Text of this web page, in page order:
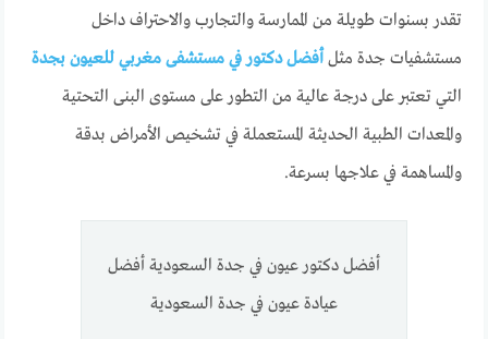
تقدر بسنوات طويلة من الممارسة والتجارب والاحتراف داخل
مستشفيات جدة مثلأفضل دكتور في مستشفى مغربي للعيون بجدة
التي تعتبر على درجة عالية من التطور على مستوى البنى التحتية
والمعدات الطبية الحديثة المستعملة في تشخيص الأمراض بدقة
والمساهمة في علاجها بسرعة.
أفضل دكتور عيون في جدة السعودية أفضل
عيادة عيون في جدة السعودية